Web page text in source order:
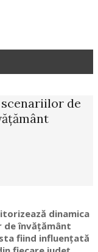
de
dinamica
de învățământ
fiind influențată